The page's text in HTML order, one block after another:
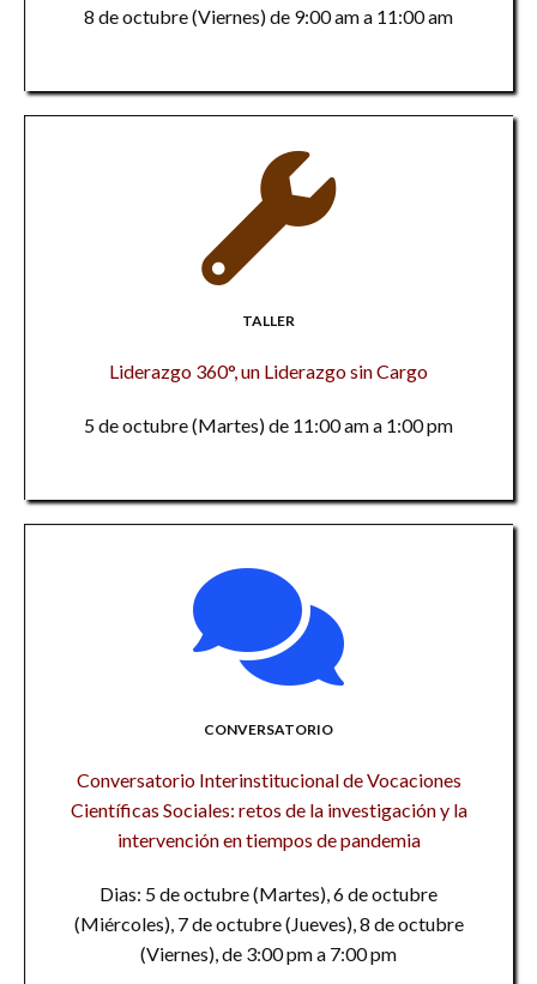
8 de octubre (Viernes) de 9:00 am a 11:00 am
TALLER
Liderazgo 360°, un Liderazgo sin Cargo
5 de octubre (Martes) de 11:00 am a 1:00 pm
CONVERSATORIO
Conversatorio Interinstitucional de Vocaciones
Científicas Sociales: retos de la investigación y la
intervención en tiempos de pandemia
Dias: 5 de octubre (Martes), 6 de octubre
(Miércoles), 7 de octubre (Jueves), 8 de octubre
(Viernes), de 3:00 pm a 7:00 pm